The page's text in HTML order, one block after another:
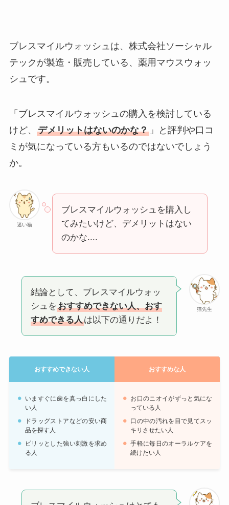
ブレスマイルウォッシュは、株式会社ソーシャル
テックが製造・販売している、薬用マウスウォッ
シュです。
「ブレスマイルウォッシュの購入を検討している
けど、 デメリットはないのかな？」と評判や口コ
ミが気になっている方もいるのではないでしょう
か。
迷い猫
ブレスマイルウォッシュを購入し
てみたいけど、デメリットはない
のかな....
猫先生
結論として、ブレスマイルウォッ
シュをおすすめできない人、おす
すめできる人は以下の通りだよ！
おすすめできない人 おすすめな人
いますぐに歯を真っ白にした
い人
ドラッグストアなどの安い商
品を探す人
ピリッとした強い刺激を求め
る人
お口のニオイがずっと気にな
っている人
口の中の汚れを目で見てスッ
キリさせたい人
手軽に毎日のオーラルケアを
続けたい人